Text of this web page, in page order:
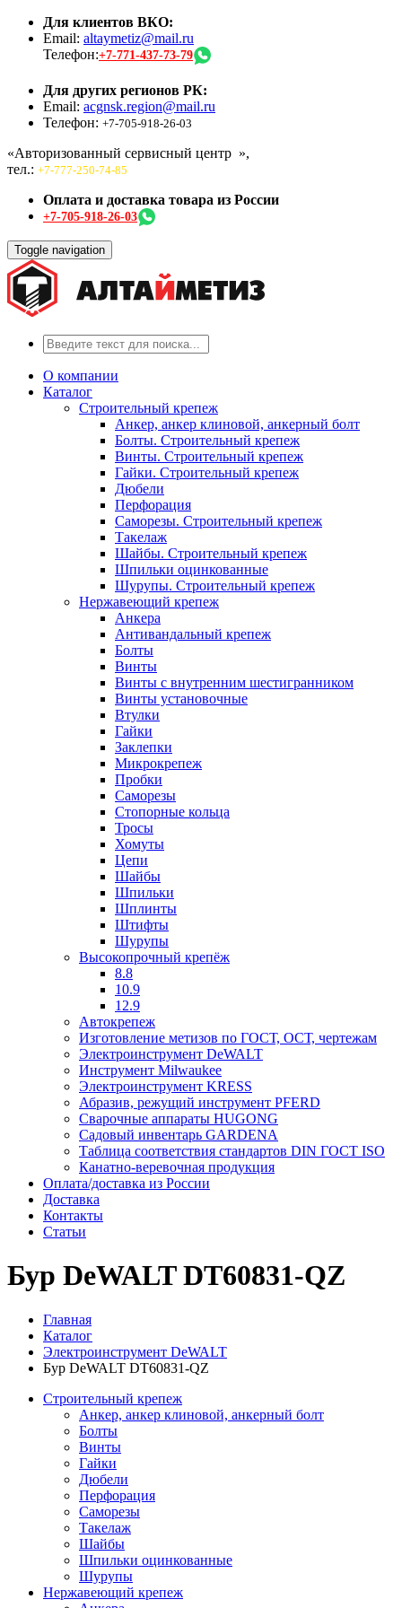
Для клиентов ВКО:
Email: altaymetiz@mail.ru
Телефон:+7-771-437-73-79
Для других регионов РК:
Email: acgnsk.region@mail.ru
Телефон: +7-705-918-26-03
«Авторизованный сервисный центр »,
тел.: +7-777-250-74-85
Оплата и доставка товара из России
+7-705-918-26-03
Toggle navigation
О компании
Каталог
Строительный крепеж
Анкер, анкер клиновой, анкерный болт
Болты. Строительный крепеж
Винты. Строительный крепеж
Гайки. Строительный крепеж
Дюбели
Перфорация
Саморезы. Строительный крепеж
Такелаж
Шайбы. Строительный крепеж
Шпильки оцинкованные
Шурупы. Строительный крепеж
Нержавеющий крепеж
Анкера
Антивандальный крепеж
Болты
Винты
Винты с внутренним шестигранником
Винты установочные
Втулки
Гайки
Заклепки
Микрокрепеж
Пробки
Саморезы
Стопорные кольца
Тросы
Хомуты
Цепи
Шайбы
Шпильки
Шплинты
Штифты
Шурупы
Высокопрочный крепёж
8.8
10.9
12.9
Автокрепеж
Изготовление метизов по ГОСТ, ОСТ, чертежам
Электроинструмент DeWALT
Инструмент Milwaukee
Электроинструмент KRESS
Абразив, режущий инструмент PFERD
Сварочные аппараты HUGONG
Садовый инвентарь GARDENA
Таблица соответствия стандартов DIN ГОСТ ISO
Канатно-веревочная продукция
Оплата/доставка из России
Доставка
Контакты
Статьи
Бур DeWALT DT60831-QZ
Главная
Каталог
Электроинструмент DeWALT
Бур DeWALT DT60831-QZ
Строительный крепеж
Анкер, анкер клиновой, анкерный болт
Болты
Винты
Гайки
Дюбели
Перфорация
Саморезы
Такелаж
Шайбы
Шпильки оцинкованные
Шурупы
Нержавеющий крепеж